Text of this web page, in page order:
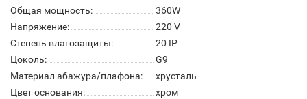
Общая мощность:
360W
Напряжение:
220 V
Степень влагозащиты:
20 IP
Цоколь:
G9
Материал абажура/плафона:
хрусталь
Цвет основания:
хром